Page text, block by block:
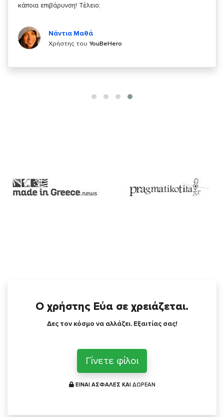
Χρήστης τουYouBeHero
Ο χρήστης Εύα σε χρειάζεται.
Δες τον κόσμο να αλλάζει. Εξαιτίας σας!
Γίνετε φίλοι
ΕΙΝΑΙ ΑΣΦΑΛΕΣ ΚΑΙ ΔΩΡΕΑΝ